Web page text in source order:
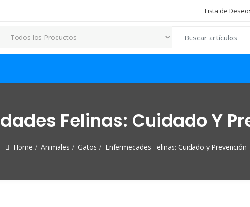
Lista de
Felinas: Cuidado Y
Home Animales Gatos Enfermedades Felinas: Cuidado y Prevención